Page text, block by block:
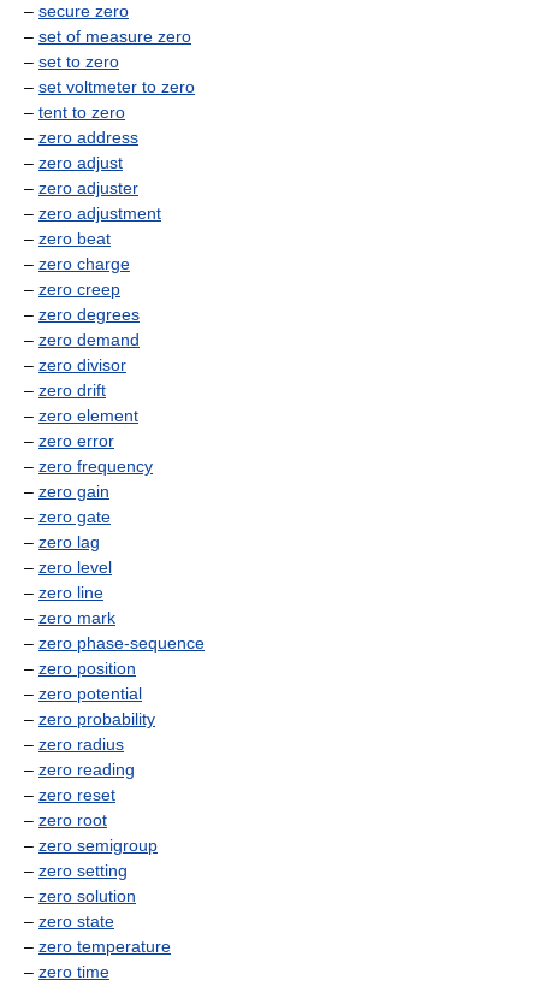
– secure zero
– set of measure zero
– set to zero
– set voltmeter to zero
– tent to zero
– zero address
– zero adjust
– zero adjuster
– zero adjustment
– zero beat
– zero charge
– zero creep
– zero degrees
– zero demand
– zero divisor
– zero drift
– zero element
– zero error
– zero frequency
– zero gain
– zero gate
– zero lag
– zero level
– zero line
– zero mark
– zero phase-sequence
– zero position
– zero potential
– zero probability
– zero radius
– zero reading
– zero reset
– zero root
– zero semigroup
– zero setting
– zero solution
– zero state
– zero temperature
– zero time